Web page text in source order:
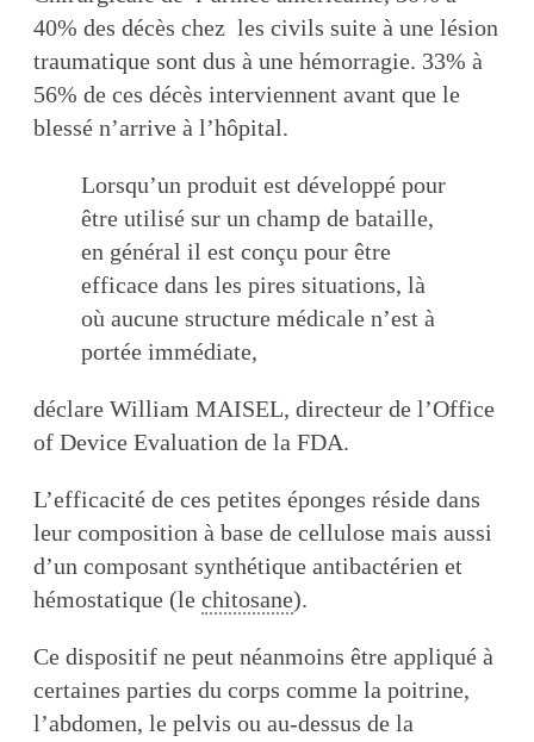
40% des décès chez les civils suite à une lésion
traumatique sont dus à une hémorragie. 33% à
56% de ces décès interviennent avant que le
blessé n’arrive à l’hôpital.
Lorsqu’un produit est développé pour
être utilisé sur un champ de bataille,
en général il est conçu pour être
efficace dans les pires situations, là
où aucune structure médicale n’est à
portée immédiate,
déclare William MAISEL, directeur de l’Office
of Device Evaluation de la FDA.
L’efficacité de ces petites éponges réside dans
leur composition à base de cellulose mais aussi
d’un composant synthétique antibactérien et
hémostatique (le chitosane).
Ce dispositif ne peut néanmoins être appliqué à
certaines parties du corps comme la poitrine,
l’abdomen, le pelvis ou au-dessus de la